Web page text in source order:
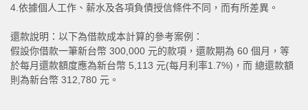
4.依據個人工作、薪水及各項負債授信條件不同，而有所差異。
還款說明：以下為借款成本計算的參考案例：
假設你借款一筆新台幣 300,000 元的款項，還款期為 60 個月，等
於每月還款額度應為新台幣 5,113 元(每月利率1.7%)，而 總還款額
則為新台幣 312,780 元。